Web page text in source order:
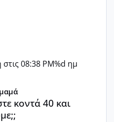
στις 08:38 PM%d ημ
προσπαθούμε;;
κοντά 40 και